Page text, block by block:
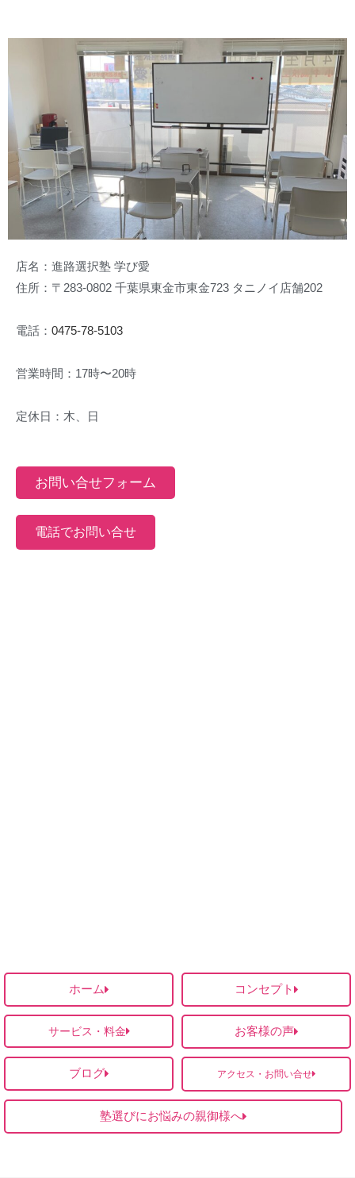
店名：進路選択塾 学び愛
住所：〒283-0802 千葉県東金市東金723 タニノイ店舗202
電話： 0475-78-5103
営業時間：17時〜20時
定休日：木、日
お問い合せフォーム
電話でお問い合せ
ホーム コンセプト
サービス・料金 お客様の声
ブログ アクセス・お問い合せ
塾選びにお悩みの親御様へ